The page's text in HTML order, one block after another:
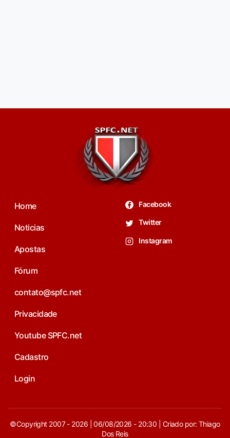
Home
Noticias
Apostas
Fórum
contato@spfc.net
Privacidade
Youtube SPFC.net
Cadastro
Login
Facebook
Twitter
Instagram
©Copyright 2007 - 2026 | 06/08/2026 - 20:30 | Criado por: Thiago
Dos Reis